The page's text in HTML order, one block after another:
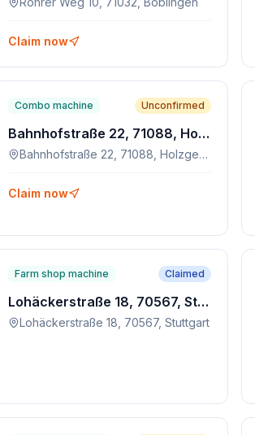
Claim now
Combo machine Unconfirmed
Bahnhofstraße 22, 71088, Holzgerlingen
Bahnhofstraße 22, 71088, Holzgerlingen
Claim now
Farm shop machine Claimed
Lohäckerstraße 18, 70567, Stuttgart
Lohäckerstraße 18, 70567, Stuttgart